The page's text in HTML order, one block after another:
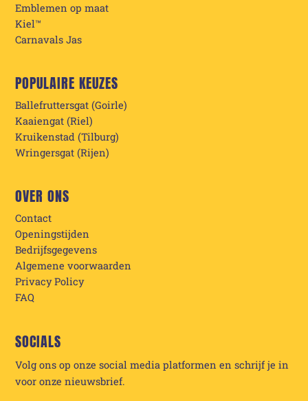
Emblemen op maat
Kiel™
Carnavals Jas
POPULAIRE KEUZES
Ballefruttersgat (Goirle)
Kaaiengat (Riel)
Kruikenstad (Tilburg)
Wringersgat (Rijen)
OVER ONS
Contact
Openingstijden
Bedrijfsgegevens
Algemene voorwaarden
Privacy Policy
FAQ
SOCIALS
Volg ons op onze social media platformen en schrijf je in
voor onze nieuwsbrief.